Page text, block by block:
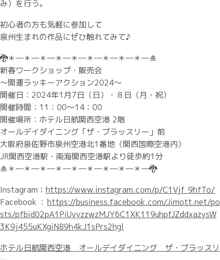
み）を行う。
初心者の方も気軽に参加して
泉州生まれの作品にぜひ触れてみて♪
🐉＊―＊―＊―＊―＊―＊―＊―＊―＊―🎍
新春ワークショップ・販売会
～開運ラッキーアクション2024～
開催日：2024年1月7日（日）・８日（月・祝）
開催時間：11：00～14：00
開催場所：ホテル日航関西空港 2階
オールデイダイニング「ザ・ブラッスリー」前
大阪府泉佐野市泉州空港北1番地（関西国際空港内）
JR関西空港駅・南海関西空港駅より徒歩約1分
🎍＊―＊―＊―＊―＊―＊―＊―＊―＊―🐉
Instagram： https://www.instagram.com/p/C1Vjf_9hfTo/
Facebook： https://business.facebook.com/Jimott.net/po
sts/pfbid02pA1PiUvyzzwzMJY6C1XK119uhpfJZddxazysW
3K9j455uKXgiNB9h4kJ1sPrs2hgl
ホテル日航関西空港 オールデイダイニング ザ・ブラッスリ